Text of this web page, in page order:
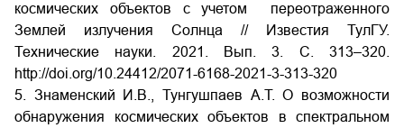
космических объектов с учетом переотраженного
Землей излучения Солнца // Известия ТулГУ.
Технические науки. 2021. Вып. 3. С. 313–320.
http://doi.org/10.24412/2071-6168-2021-3-313-320
5. Знаменский И.В., Тунгушпаев А.Т. О возможности
обнаружения космических объектов в спектральном